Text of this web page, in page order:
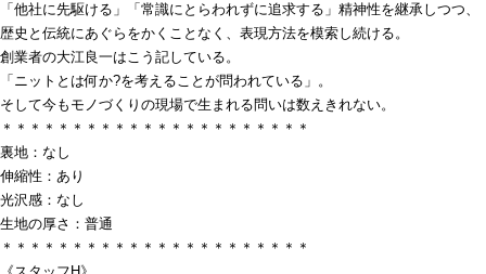
「他社に先駆ける」「常識にとらわれずに追求する」精神性を継承しつつ、
歴史と伝統にあぐらをかくことなく、表現方法を模索し続ける。
創業者の大江良一はこう記している。
「ニットとは何か?を考えることが問われている」。
そして今もモノづくりの現場で生まれる問いは数えきれない。
＊＊＊＊＊＊＊＊＊＊＊＊＊＊＊＊＊＊＊＊＊＊
裏地：なし
伸縮性：あり
光沢感：なし
生地の厚さ：普通
＊＊＊＊＊＊＊＊＊＊＊＊＊＊＊＊＊＊＊＊＊＊